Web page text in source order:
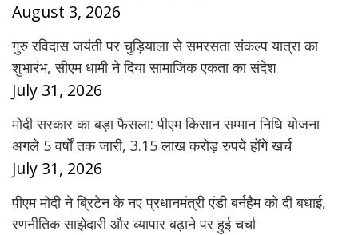
August 3, 2026
गुरु रविदास जयंती पर चुड़ियाला से समरसता संकल्प यात्रा का
शुभारंभ, सीएम धामी ने दिया सामाजिक एकता का संदेश
July 31, 2026
मोदी सरकार का बड़ा फैसला: पीएम किसान सम्मान निधि योजना
अगले 5 वर्षों तक जारी, 3.15 लाख करोड़ रुपये होंगे खर्च
July 31, 2026
पीएम मोदी ने ब्रिटेन के नए प्रधानमंत्री एंडी बर्नहैम को दी बधाई,
रणनीतिक साझेदारी और व्यापार बढ़ाने पर हुई चर्चा